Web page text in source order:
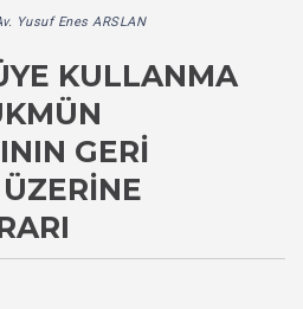
Yusuf Enes ARSLAN
KULLANMA
GERI